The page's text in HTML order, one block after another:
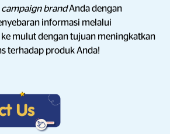
campaign brandAnda dengan
informasi melalui
mulut dengan tujuan meningkatkan
terhadap produk Anda!